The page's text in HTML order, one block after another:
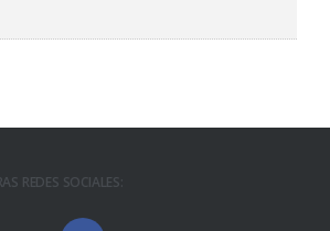
REDES SOCIALES: